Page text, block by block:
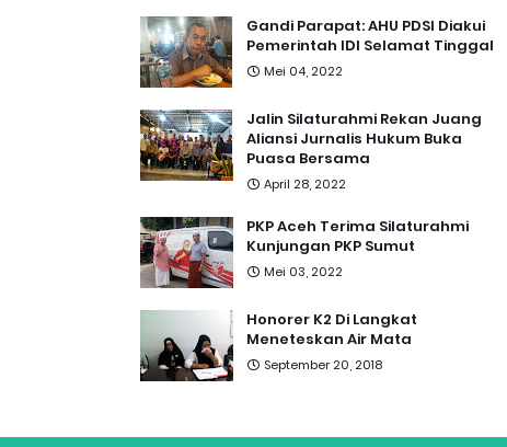
Gandi Parapat: AHU PDSI Diakui
Pemerintah IDI Selamat Tinggal
Mei 04, 2022
Jalin Silaturahmi Rekan Juang
Aliansi Jurnalis Hukum Buka
Puasa Bersama
April 28, 2022
PKP Aceh Terima Silaturahmi
Kunjungan PKP Sumut
Mei 03, 2022
Honorer K2 Di Langkat
Meneteskan Air Mata
September 20, 2018